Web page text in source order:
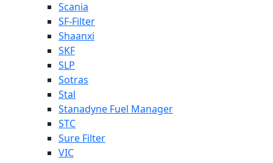
Scania
SF-Filter
Shaanxi
SKF
SLP
Sotras
Stal
Stanadyne Fuel Manager
STC
Sure Filter
VIC